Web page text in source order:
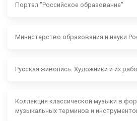
Портал "Российское образование"
Министерство образования и науки
Русская живопись. Художники и их
Коллекция классической музыки в
музыкальных терминов и